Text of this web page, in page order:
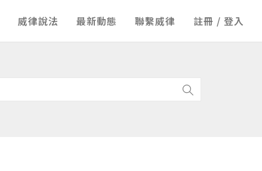
威律說法 最新動態 聯繫威律 註冊 / 登入